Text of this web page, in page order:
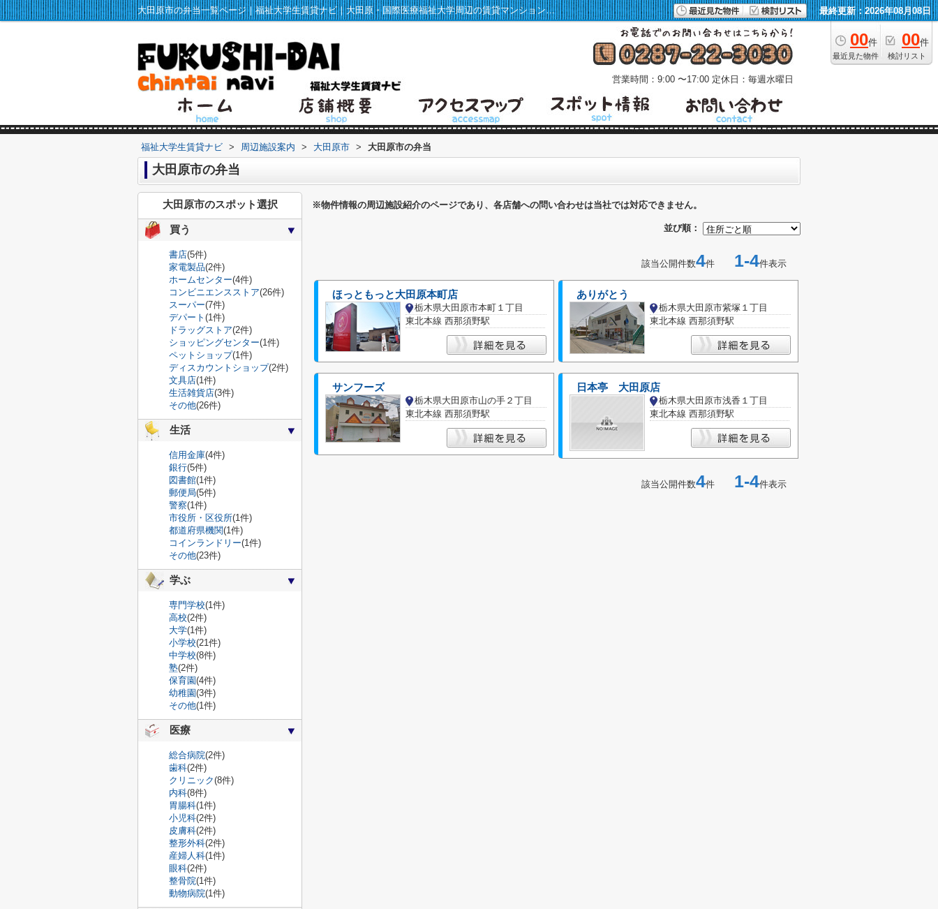
大田原市の弁当一覧ページ｜福祉大学生賃貸ナビ｜大田原・国際医療福祉大学周辺の賃貸マンション・アパート情報 最終更新：2026年08月08日
00件
最近見た物件
00件
検討リスト
営業時間：9:00 〜17:00 定休日：毎週水曜日
福祉大学生賃貸ナビ > 周辺施設案内 > 大田原市 > 大田原市の弁当
大田原市の弁当
※物件情報の周辺施設紹介のページであり、各店舗への問い合わせは当社では対応できません。
並び順：
該当公開件数4件 1-4件表示
ほっともっと大田原本町店
栃木県大田原市本町１丁目
東北本線 西那須野駅
ありがとう
栃木県大田原市紫塚１丁目
東北本線 西那須野駅
サンフーズ
栃木県大田原市山の手２丁目
東北本線 西那須野駅
日本亭 大田原店
栃木県大田原市浅香１丁目
東北本線 西那須野駅
該当公開件数4件 1-4件表示
大田原市のスポット選択
買う
書店(5件)
家電製品(2件)
ホームセンター(4件)
コンビニエンスストア(26件)
スーパー(7件)
デパート (1件)
ドラッグストア(2件)
ショッピングセンター(1件)
ペットショップ(1件)
ディスカウントショップ(2件)
文具店(1件)
生活雑貨店(3件)
その他(26件)
生活
信用金庫(4件)
銀行(5件)
図書館(1件)
郵便局(5件)
警察(1件)
市役所・区役所(1件)
都道府県機関(1件)
コインランドリー(1件)
その他(23件)
学ぶ
専門学校(1件)
高校(2件)
大学(1件)
小学校(21件)
中学校(8件)
塾(2件)
保育園(4件)
幼稚園(3件)
その他(1件)
医療
総合病院(2件)
歯科(2件)
クリニック(8件)
内科(8件)
胃腸科(1件)
小児科(2件)
皮膚科(2件)
整形外科(2件)
産婦人科(1件)
眼科(2件)
整骨院(1件)
動物病院(1件)